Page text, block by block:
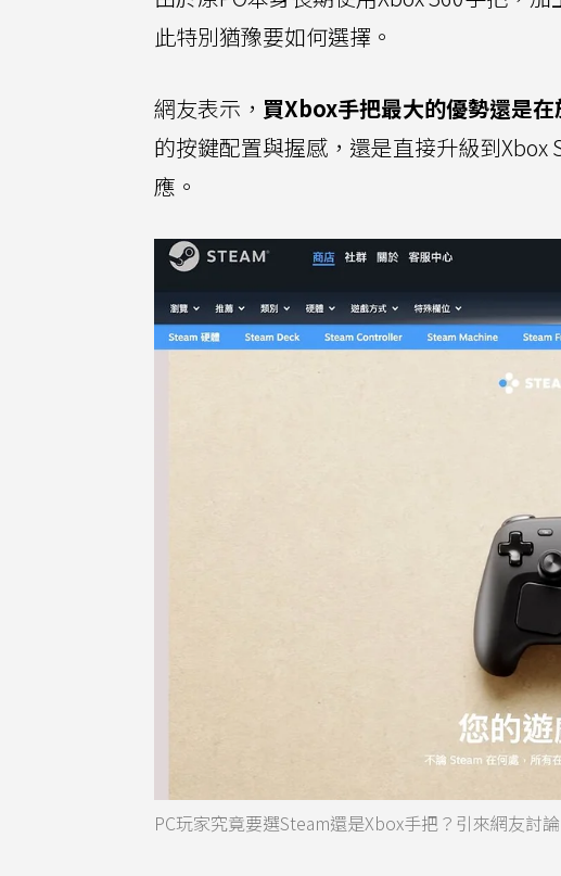
此特別猶豫要如何選擇。
網友表示， 買Xbox手把最大的優勢還是
的按鍵配置與握感，還是直接升級到Xbox
應。
PC玩家究竟要選Steam還是Xbox手把？引來網友討